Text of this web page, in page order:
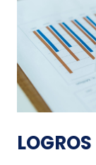
LOGROS